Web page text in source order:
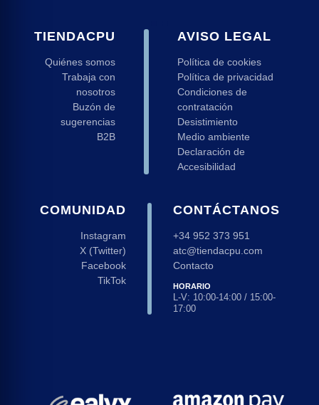
TIENDACPU
Quiénes somos
Trabaja con
nosotros
Buzón de
sugerencias
B2B
AVISO LEGAL
Política de cookies
Política de privacidad
Condiciones de
contratación
Desistimiento
Medio ambiente
Declaración de
Accesibilidad
COMUNIDAD
Instagram
X (Twitter)
Facebook
TikTok
CONTÁCTANOS
+34 952 373 951
atc@tiendacpu.com
Contacto
HORARIO
L-V: 10:00-14:00 / 15:00-
17:00